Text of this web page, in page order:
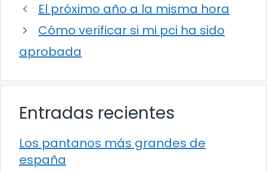
El próximo año a la misma hora
Cómo verificar si mi pci ha sido
aprobada
Entradas recientes
Los pantanos más grandes de
españa